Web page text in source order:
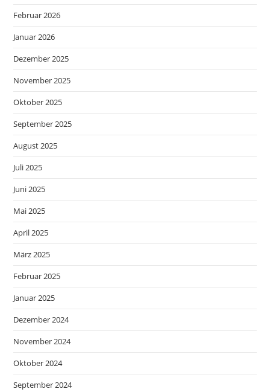
Februar 2026
Januar 2026
Dezember 2025
November 2025
Oktober 2025
September 2025
August 2025
Juli 2025
Juni 2025
Mai 2025
April 2025
März 2025
Februar 2025
Januar 2025
Dezember 2024
November 2024
Oktober 2024
September 2024